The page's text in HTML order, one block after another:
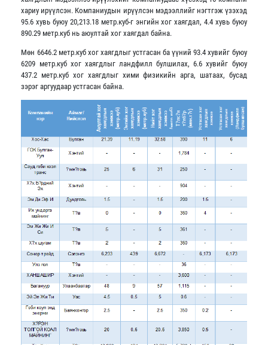
хариу ирүүлсэн. Компаниудын ирүүлсэн мэдээллийг нэгтгэж үзэхэд
95.6 хувь буюу 20,213.18 метр.куб-г энгийн хог хаягдал, 4.4 хувь буюу
890.29 метр.куб нь аюултай хог хаягдал байна.
Мөн 6646.2 метр.куб хог хаягдлыг устгасан ба үүний 93.4 хувийг буюу
6209 метр.куб хог хаягдлыг ландфилл булшилах, 6.6 хувийг буюу
437.2 метр.куб хог хаягдлыг хими физикийн арга, шатаах, бусад
зэрэг аргуудаар устгасан байна.